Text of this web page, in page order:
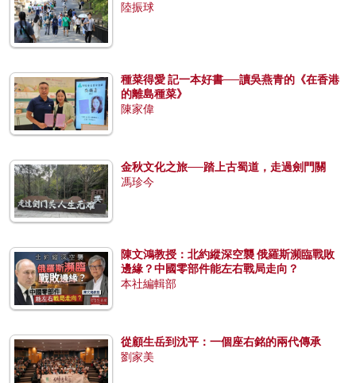
陸振球
種菜得愛 記一本好書──讀吳燕青的《在香港
的離島種菜》
陳家偉
金秋文化之旅──踏上古蜀道，走過劍門關
馮珍今
陳文鴻教授：北約縱深空襲 俄羅斯瀕臨戰敗
邊緣？中國零部件能左右戰局走向？
本社編輯部
從顧生岳到沈平：一個座右銘的兩代傳承
劉家美